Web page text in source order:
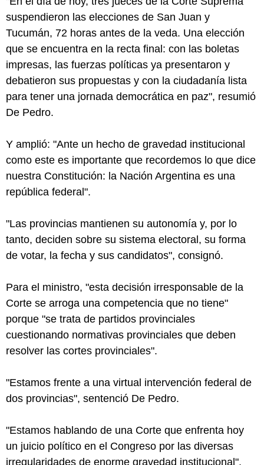
suspendieron las elecciones de San Juan y
Tucumán, 72 horas antes de la veda. Una elección
que se encuentra en la recta final: con las boletas
impresas, las fuerzas políticas ya presentaron y
debatieron sus propuestas y con la ciudadanía lista
para tener una jornada democrática en paz", resumió
De Pedro.
Y amplió: "Ante un hecho de gravedad institucional
como este es importante que recordemos lo que dice
nuestra Constitución: la Nación Argentina es una
república federal".
"Las provincias mantienen su autonomía y, por lo
tanto, deciden sobre su sistema electoral, su forma
de votar, la fecha y sus candidatos", consignó.
Para el ministro, "esta decisión irresponsable de la
Corte se arroga una competencia que no tiene"
porque "se trata de partidos provinciales
cuestionando normativas provinciales que deben
resolver las cortes provinciales".
"Estamos frente a una virtual intervención federal de
dos provincias", sentenció De Pedro.
"Estamos hablando de una Corte que enfrenta hoy
un juicio político en el Congreso por las diversas
irregularidades de enorme gravedad institucional",